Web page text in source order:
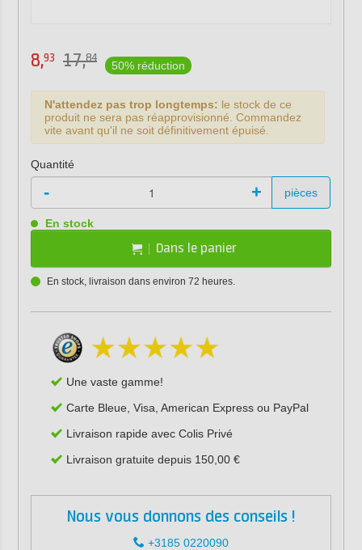
8,93 17,84
50% réduction
N'attendez pas trop longtemps: le stock de ce
produit ne sera pas réapprovisionné. Commandez
vite avant qu'il ne soit définitivement épuisé.
Quantité
- + pièces
En stock
Dans le panier
En stock, livraison dans environ 72 heures.
Une vaste gamme!
Carte Bleue, Visa, American Express ou PayPal
Livraison rapide avec Colis Privé
Livraison gratuite depuis 150,00 €
Nous vous donnons des conseils !
+3185 0220090